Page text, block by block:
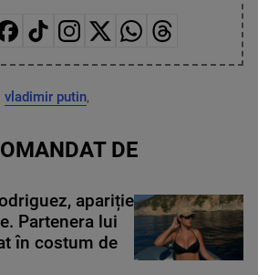
vladimir putin,
DE
apariție
Partenera lui
în costum de